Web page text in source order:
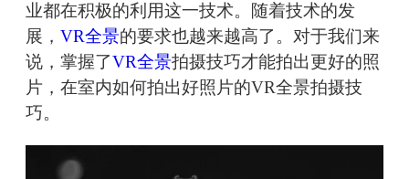
业都在积极的利用这一技术。随着技术的发
展， VR全景的要求也越来越高了。对于我们来
说，掌握了VR全景拍摄技巧才能拍出更好的照
片，在室内如何拍出好照片的VR全景拍摄技
巧。